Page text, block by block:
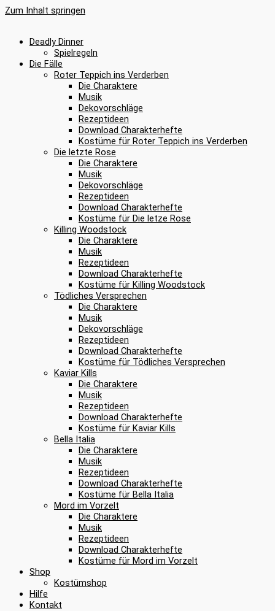
Zum Inhalt springen
Deadly Dinner
Spielregeln
Die Fälle
Roter Teppich ins Verderben
Die Charaktere
Musik
Dekovorschläge
Rezeptideen
Download Charakterhefte
Kostüme für Roter Teppich ins Verderben
Die letzte Rose
Die Charaktere
Musik
Dekovorschläge
Rezeptideen
Download Charakterhefte
Kostüme für Die letze Rose
Killing Woodstock
Die Charaktere
Musik
Rezeptideen
Download Charakterhefte
Kostüme für Killing Woodstock
Tödliches Versprechen
Die Charaktere
Musik
Dekovorschläge
Rezeptideen
Download Charakterhefte
Kostüme für Tödliches Versprechen
Kaviar Kills
Die Charaktere
Musik
Rezeptideen
Download Charakterhefte
Kostüme für Kaviar Kills
Bella Italia
Die Charaktere
Musik
Rezeptideen
Download Charakterhefte
Kostüme für Bella Italia
Mord im Vorzelt
Die Charaktere
Musik
Rezeptideen
Download Charakterhefte
Kostüme für Mord im Vorzelt
Shop
Kostümshop
Hilfe
Kontakt